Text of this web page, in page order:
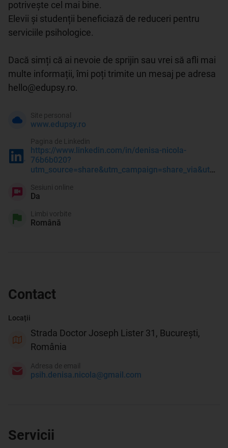
potrivește cel mai bine.
Elevii și studenții beneficiază de reduceri pentru
serviciile psihologice.
Dacă simți că ai nevoie de sprijin sau vrei să afli mai
multe informații, îmi poți trimite un mesaj pe adresa
hello@edupsy.ro.
www.edupsy.ro
Site personal
https://www.linkedin.com/in/denisa-nicola-
76b6b020?
utm_source=share&utm_campaign=share_via&utm_content=profile&utm_medium=ios_app
Pagina de Linkedin
Da
Sesiuni online
Română
Limbi vorbite
Contact
Locații
Strada Doctor Joseph Lister 31, București,
România
psih.denisa.nicola@gmail.com
Adresa de email
Servicii